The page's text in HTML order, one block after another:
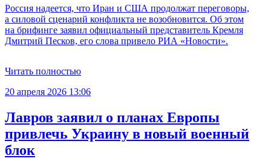
Россия надеется, что Иран и США продолжат переговоры,
а силовой сценарий конфликта не возобновится. Об этом
на брифинге заявил официальный представитель Кремля
Дмитрий Песков, его слова привело РИА «Новости».
Читать полностью
20 апреля 2026 13:06
Лавров заявил о планах Европы
привлечь Украину в новый военный
блок